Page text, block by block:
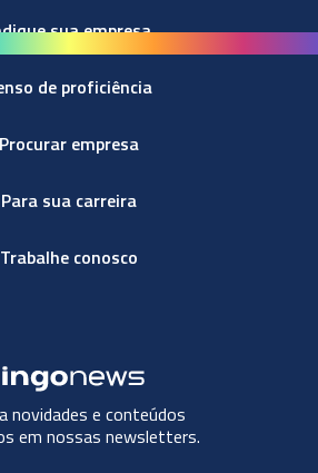
sua empresa
de proficiência
Procurar empresa
Para sua carreira
Trabalhe conosco
novidades e conteúdos
em nossas newsletters.